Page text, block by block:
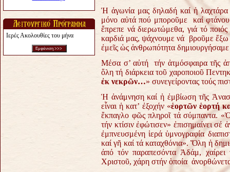
Ιερές Ακολουθίες του μήνα
Ἡ ἀγωνία μας δηλαδή καί ἡ
μόνο αὐτά πού μποροῦμε καί
ἔπρεπε νά διερωτώμεθα, γιά τό
καρδιά μας, ψάχνουμε νά βροῦμε ἔξω
ἐμεῖς ὡς ἀνθρωπότητα
Μέσα σ’ αὐτή τήν ἀτμόσφαιρα τῆς
ὅλη τή διάρκεια τοῦ χαροποιοῦ
ἐκ νεκρῶν…» συνεγείροντας τούς
Ἡ ἀνάμνηση καί ἡ ἐμβίωση τῆς
εἶναι ἡ κατ’ ἐξοχήν «ἑορτῶν ἑορτή
ἔκπαγλο φῶς πληροῖ τά σύμπαντα.
τήν κτίσιν ἐφώτισεν» ἐπισημαίνει
ἐμπνευσμένη ἱερά ὑμνογραφία
καί γῆ καί τά καταχθόνια».Ὅλη ἡ
ἀπό τόν παραπεσόντα Ἀδάμ, χαίρει
Χριστοῦ, χάρη στήν ὁποία